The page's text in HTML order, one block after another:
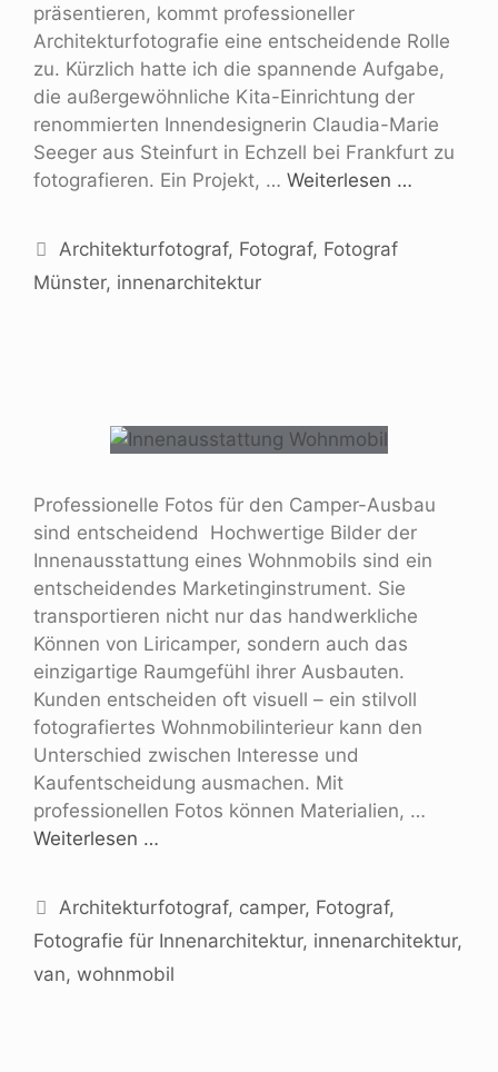
präsentieren, kommt professioneller
Architekturfotografie eine entscheidende Rolle
zu. Kürzlich hatte ich die spannende Aufgabe,
die außergewöhnliche Kita-Einrichtung der
renommierten Innendesignerin Claudia-Marie
Seeger aus Steinfurt in Echzell bei Frankfurt zu
fotografieren. Ein Projekt, … Weiterlesen …
Architekturfotograf, Fotograf, Fotograf
Münster, innenarchitektur
Professionelle Fotos für den Camper-Ausbau
sind entscheidend Hochwertige Bilder der
Innenausstattung eines Wohnmobils sind ein
entscheidendes Marketinginstrument. Sie
transportieren nicht nur das handwerkliche
Können von Liricamper, sondern auch das
einzigartige Raumgefühl ihrer Ausbauten.
Kunden entscheiden oft visuell – ein stilvoll
fotografiertes Wohnmobilinterieur kann den
Unterschied zwischen Interesse und
Kaufentscheidung ausmachen. Mit
professionellen Fotos können Materialien, …
Weiterlesen …
Architekturfotograf, camper, Fotograf,
Fotografie für Innenarchitektur, innenarchitektur,
van, wohnmobil